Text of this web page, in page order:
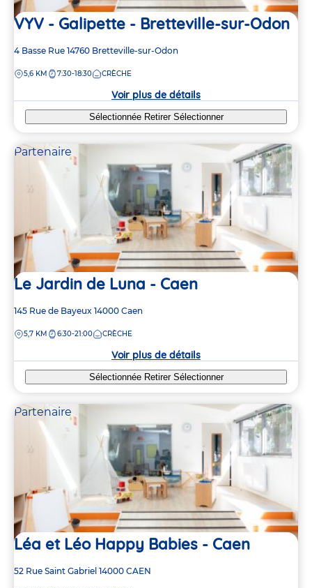
VYV - Galipette - Bretteville-sur-Odon
Adresse
la
4 Basse Rue 14760 Bretteville-sur-Odon
DISTANCE
5,6 KM 7:30-18:30 CRÈCHE
Voir plus de détails
Sélectionnée Retirer Sélectionner
Partenaire
Le Jardin de Luna - Caen
Adresse
la
145 Rue de Bayeux 14000 Caen
DISTANCE
5,7 KM 6:30-21:00 CRÈCHE
Voir plus de détails
Sélectionnée Retirer Sélectionner
Partenaire
Léa et Léo Happy Babies - Caen
Adresse
52 Rue Saint Gabriel 14000 CAEN